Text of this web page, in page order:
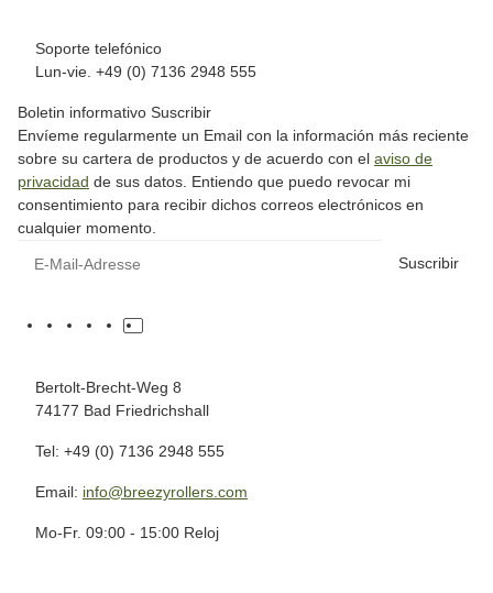
Soporte telefónico
Lun-vie. +49 (0) 7136 2948 555
Boletin informativo Suscribir
Envíeme regularmente un Email con la información más reciente
sobre su cartera de productos y de acuerdo con el aviso de
privacidad de sus datos. Entiendo que puedo revocar mi
consentimiento para recibir dichos correos electrónicos en
cualquier momento.
Suscribir
Bertolt-Brecht-Weg 8
74177 Bad Friedrichshall
Tel: +49 (0) 7136 2948 555
Email: info@breezyrollers.com
Mo-Fr. 09:00 - 15:00 Reloj